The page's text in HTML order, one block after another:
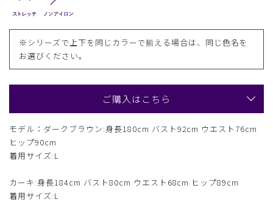
※シリーズで上下を同じカラーで揃える場合は、同じ色名を
お選びください。
ご購入はこちら
モデル：ダークブラウン:身長180cm バスト92cm ウエスト76cm
ヒップ90cm
着用サイズ:L
カーキ:身長184cm バスト80cm ウエスト68cm ヒップ89cm
着用サイズ:L